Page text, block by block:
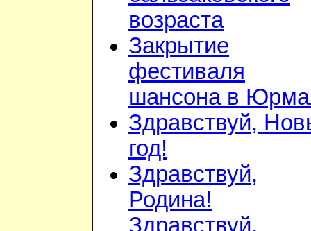
возраста
Закрытие
фестиваля
шансона в
Здравствуй,
год!
Здравствуй,
Родина!
Здравствуй,